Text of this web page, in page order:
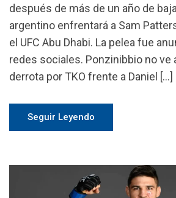
después de más de un año de
argentino enfrentará a Sam
el UFC Abu Dhabi. La pelea fue
redes sociales. Ponzinibbio no ve
derrota por TKO frente a Daniel […]
Seguir Leyendo